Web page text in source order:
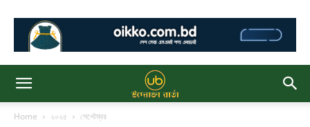
Home ২০২৫ সেপ্টেম্বর